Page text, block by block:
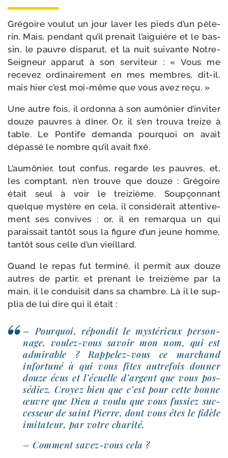
Grégoire vou­lut un jour laver les pieds d’un pèle­
rin. Mais, pen­dant qu’il pre­nait l’aiguière et le bas­
sin, le pauvre dis­pa­rut, et la nuit sui­vante Notre-​
Seigneur appa­rut à son ser­vi­teur : « Vous me
rece­vez ordi­nai­re­ment en mes membres, dit-​il,
mais hier c’est moi-​même que vous avez reçu. »
Une autre fois, il ordon­na à son aumô­nier d’inviter
douze pauvres à dîner. Or, il s’en trou­va treize à
table. Le Pontife deman­da pour­quoi on avait
dépas­sé le nombre qu’il avait fixé.
L’aumônier, tout confus, regarde les pauvres, et,
les comp­tant, n’en trouve que douze : Grégoire
était seul à voir le trei­zième. Soupçonnant
quelque mys­tère en cela, il consi­dé­rait atten­ti­ve­
ment ses convives : or, il en remar­qua un qui
parais­sait tan­tôt sous la figure d’un jeune homme,
tan­tôt sous celle d’un vieillard.
Quand le repas fut ter­mi­né, il per­mit aux douze
autres de par­tir, et pre­nant le trei­zième par la
main, il le condui­sit dans sa chambre. Là il le sup­
plia de lui dire qui il était :
– Pourquoi, répon­dit le mys­té­rieux per­son­
nage, voulez-​vous savoir mon nom, qui est
admi­rable ? Rappelez-​vous ce mar­chand
infor­tu­né à qui vous fîtes autre­fois don­ner
douze écus et l’écuelle d’argent que vous pos­
sé­diez. Croyez bien que c’est pour cette bonne
œuvre que Dieu a vou­lu que vous fus­siez suc­
ces­seur de saint Pierre, dont vous êtes le fidèle
imi­ta­teur, par votre charité.
– Comment savez-​vous cela ?